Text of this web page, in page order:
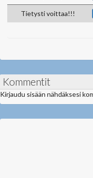
Tietysti voittaa!!!
Kommentit
Kirjaudu sisään nähdäksesi